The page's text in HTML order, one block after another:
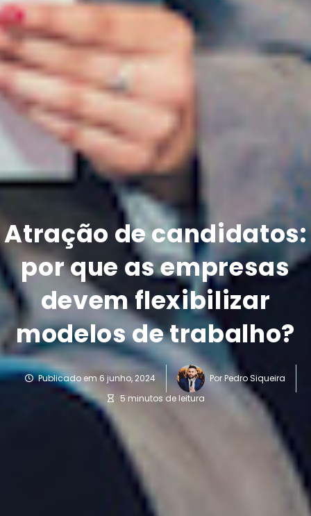
Atração de candidatos:
por que as empresas
devem flexibilizar
modelos de trabalho?
Publicado em 6 junho, 2024 PorPedro Siqueira
5 minutos de leitura